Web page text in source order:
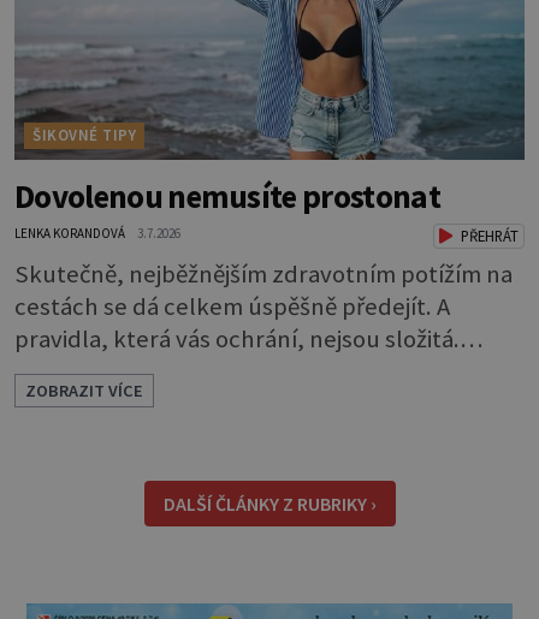
ŠIKOVNÉ TIPY
Dovolenou nemusíte prostonat
LENKA KORANDOVÁ 3.7.2026 PŘEHRÁT
Skutečně, nejběžnějším zdravotním potížím na
cestách se dá celkem úspěšně předejít. A
pravidla, která vás ochrání, nejsou složitá.
Riziko na talíři Drtivou většinu cestovatelských
průjmů vyvolávají fekální bakterie. Do kuchyně
přípravě a výdeji jídla se snadno rozšíří ze
zeleninového salátu i na další potraviny. Dobro
ZOBRAZIT VÍCE
DALŠÍ ČLÁNKY Z RUBRIKY ›